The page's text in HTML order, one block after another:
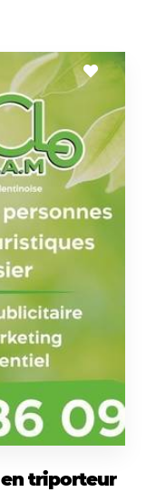
triporteur